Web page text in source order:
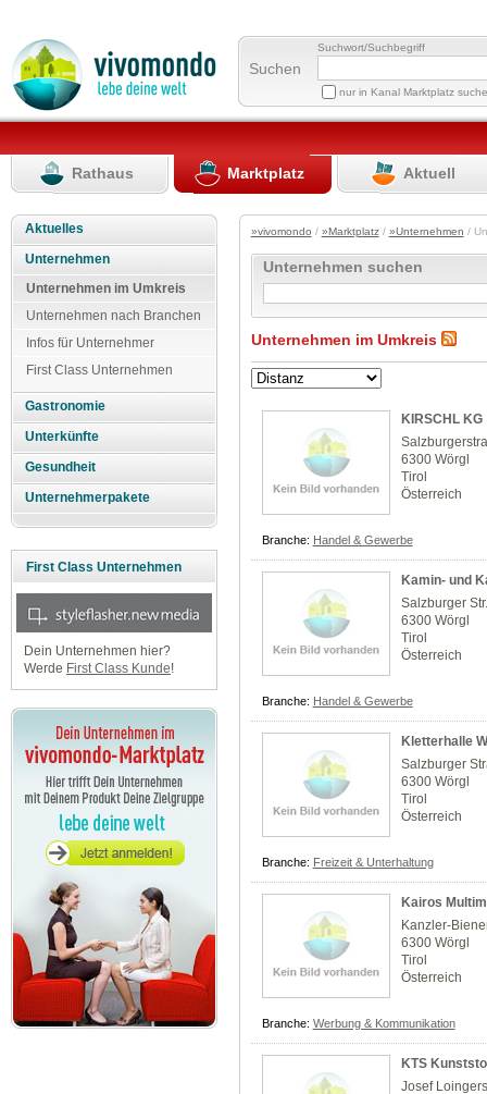
Suchen
Suchwort/Suchbegriff
nur in Kanal Marktplatz
Rathaus Marktplatz Aktuell
Aktuelles
Unternehmen
Unternehmen im Umkreis
Unternehmen nach Branchen
Infos für Unternehmer
First Class Unternehmen
Gastronomie
Unterkünfte
Gesundheit
Unternehmerpakete
First Class Unternehmen
Dein Unternehmen hier?
Werde First Class Kunde!
»vivomondo / »Marktplatz/ »Unternehmen /
Unternehmen suchen
Unternehmen im Umkreis
KIRSCHL KG
6300 Wörgl
Tirol
Österreich
Branche: Handel & Gewerbe
Kamin- und
Salzburger
6300 Wörgl
Tirol
Österreich
Branche: Handel & Gewerbe
Kletterhalle
Salzburger
6300 Wörgl
Tirol
Österreich
Branche: Freizeit & Unterhaltung
Kairos
Kanzler-
6300 Wörgl
Tirol
Österreich
Branche: Werbung & Kommunikation
KTS
Josef